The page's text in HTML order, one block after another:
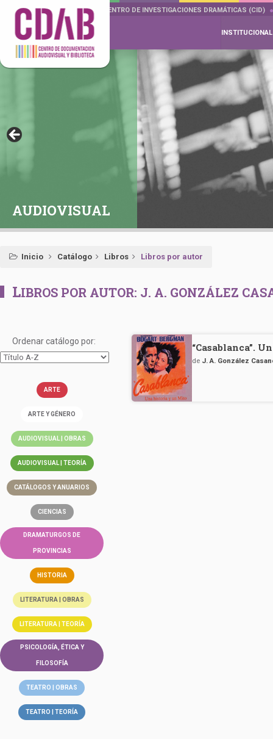
DOCUMENTA DRAMÁTICAS CENTRO DE INVESTIGACIONES DRAMÁTICAS (CID)
INSTITUCIONAL
AUDIOVISUAL
Inicio Catálogo Libros Libros por autor
LIBROS POR AUTOR: J. A. GONZÁLEZ
Ordenar catálogo por:
ARTE
ARTE Y GÉNERO
AUDIOVISUAL | OBRAS
AUDIOVISUAL | TEORÍA
CATÁLOGOS Y ANUARIOS
CIENCIAS
DRAMATURGOS DE
PROVINCIAS
HISTORIA
LITERATURA | OBRAS
LITERATURA | TEORÍA
PSICOLOGÍA, ÉTICA Y
FILOSOFÍA
TEATRO | OBRAS
TEATRO | TEORÍA
“Casablanca”.
de J. A. González